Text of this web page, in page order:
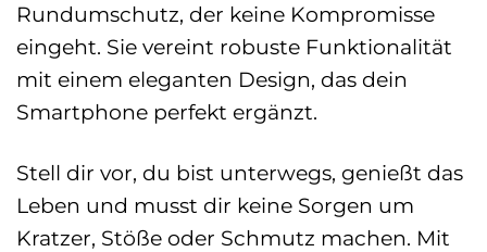
Rundumschutz, der keine Kompromisse
eingeht. Sie vereint robuste Funktionalität
mit einem eleganten Design, das dein
Smartphone perfekt ergänzt.
Stell dir vor, du bist unterwegs, genießt das
Leben und musst dir keine Sorgen um
Kratzer, Stöße oder Schmutz machen. Mit